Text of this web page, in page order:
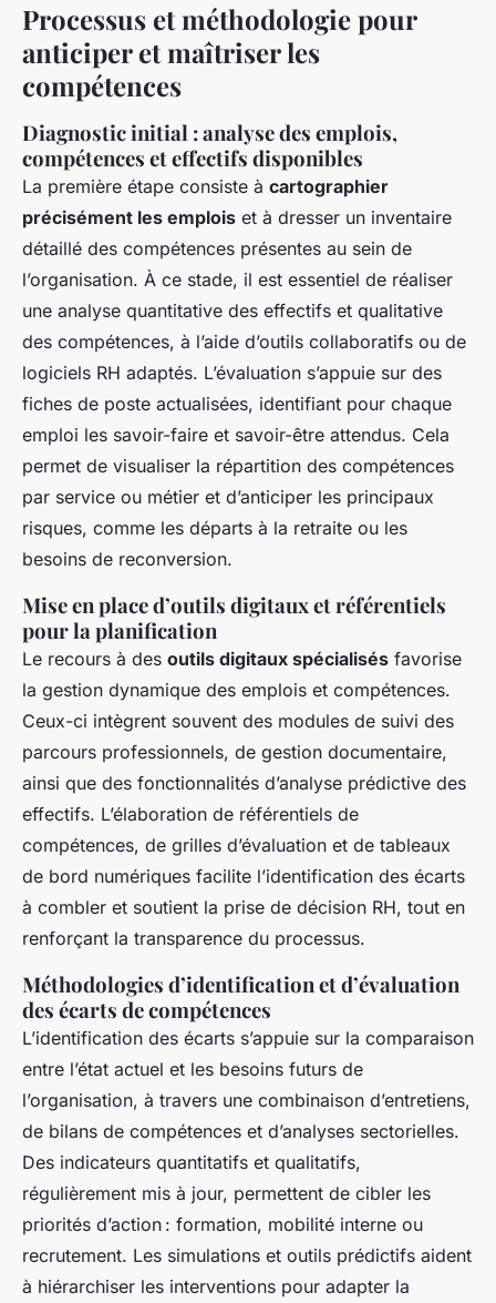
Processus et méthodologie pour
anticiper et maîtriser les
compétences
Diagnostic initial : analyse des emplois,
compétences et effectifs disponibles
La première étape consiste à cartographier
précisément les emplois et à dresser un inventaire
détaillé des compétences présentes au sein de
l’organisation. À ce stade, il est essentiel de réaliser
une analyse quantitative des effectifs et qualitative
des compétences, à l’aide d’outils collaboratifs ou de
logiciels RH adaptés. L’évaluation s’appuie sur des
fiches de poste actualisées, identifiant pour chaque
emploi les savoir-faire et savoir-être attendus. Cela
permet de visualiser la répartition des compétences
par service ou métier et d’anticiper les principaux
risques, comme les départs à la retraite ou les
besoins de reconversion.
Mise en place d’outils digitaux et référentiels
pour la planification
Le recours à des outils digitaux spécialisés favorise
la gestion dynamique des emplois et compétences.
Ceux-ci intègrent souvent des modules de suivi des
parcours professionnels, de gestion documentaire,
ainsi que des fonctionnalités d’analyse prédictive des
effectifs. L’élaboration de référentiels de
compétences, de grilles d’évaluation et de tableaux
de bord numériques facilite l’identification des écarts
à combler et soutient la prise de décision RH, tout en
renforçant la transparence du processus.
Méthodologies d’identification et d’évaluation
des écarts de compétences
L’identification des écarts s’appuie sur la comparaison
entre l’état actuel et les besoins futurs de
l’organisation, à travers une combinaison d’entretiens,
de bilans de compétences et d’analyses sectorielles.
Des indicateurs quantitatifs et qualitatifs,
régulièrement mis à jour, permettent de cibler les
priorités d’action : formation, mobilité interne ou
recrutement. Les simulations et outils prédictifs aident
à hiérarchiser les interventions pour adapter la